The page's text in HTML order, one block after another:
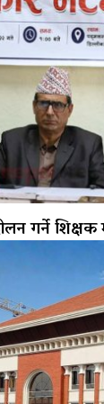
गर्ने शिक्षक